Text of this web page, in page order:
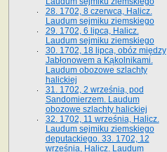
28. 1702, 8 czerwca, Halicz.
Laudum sejmiku ziemskiego
29. 1702, 6 lipca, Halicz.
Laudum sejmiku ziemskiego
30. 1702, 18 lipca, obóz między
Jabłonowem a Kąkolnikami.
Laudum obozowe szlachty
halickiej
31. 1702, 2 września, pod
Sandomierzem. Laudum
obozowe szlachty halickiej
32. 1702, 11 września, Halicz.
Laudum sejmiku ziemskiego
deputackiego. 33. 1702, 12
września, Halicz. Laudum